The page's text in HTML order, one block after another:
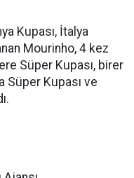
Kupası, İtalya
Mourinho, 4 kez
Süper Kupası, birer
Süper Kupası ve